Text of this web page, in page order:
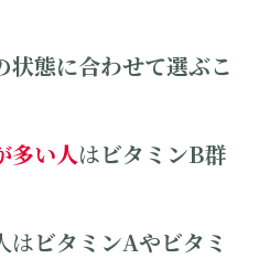
状態に合わせて選ぶこ
多い人はビタミンB群
はビタミンAやビタミ